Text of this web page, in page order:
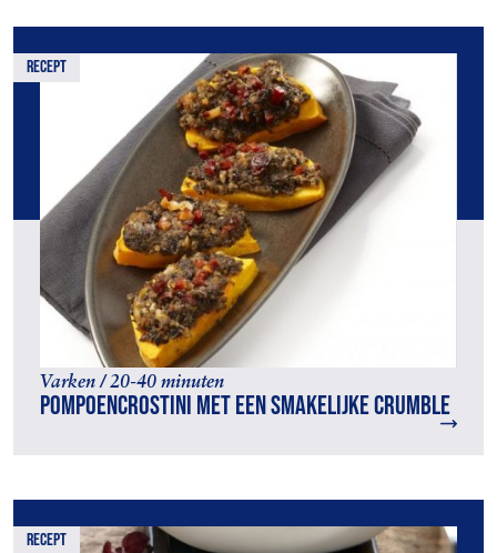
recept
Varken / 20-40 minuten
Pompoencrostini met een smakelijke crumble
recept